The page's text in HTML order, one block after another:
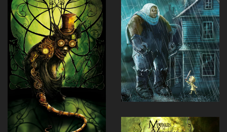
Voir
Voir